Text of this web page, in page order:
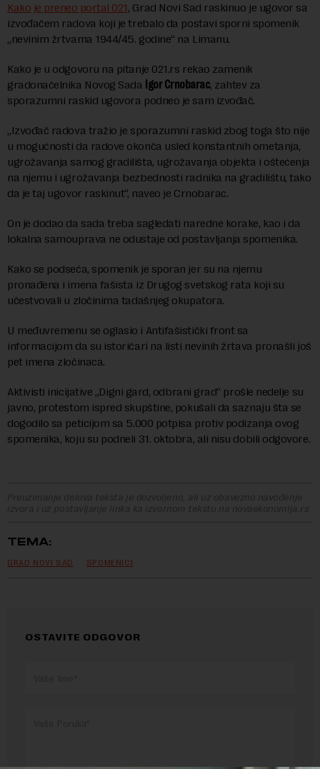
Kako je preneo portal 021, Grad Novi Sad raskinuo je ugovor sa
izvođačem radova koji je trebalo da postavi sporni spomenik
„nevinim žrtvama 1944/45. godine“ na Limanu.
Kako je u odgovoru na pitanje 021.rs rekao zamenik
gradonačelnika Novog Sada Igor Crnobarac, zahtev za
sporazumni raskid ugovora podneo je sam izvođač.
„Izvođač radova tražio je sporazumni raskid zbog toga što nije
u mogućnosti da radove okonča usled konstantnih ometanja,
ugrožavanja samog gradilišta, ugrožavanja objekta i oštećenja
na njemu i ugrožavanja bezbednosti radnika na gradilištu, tako
da je taj ugovor raskinut“, naveo je Crnobarac.
On je dodao da sada treba sagledati naredne korake, kao i da
lokalna samouprava ne odustaje od postavljanja spomenika.
Kako se podseća, spomenik je sporan jer su na njemu
pronađena i imena fašista iz Drugog svetskog rata koji su
učestvovali u zločinima tadašnjeg okupatora.
U međuvremenu se oglasio i Antifašistički front sa
informacijom da su istoričari na listi nevinih žrtava pronašli još
pet imena zločinaca.
Aktivisti inicijative „Digni gard, odbrani grad“ prošle nedelje su
javno, protestom ispred skupštine, pokušali da saznaju šta se
dogodilo sa peticijom sa 5.000 potpisa protiv podizanja ovog
spomenika, koju su podneli 31. oktobra, ali nisu dobili odgovore.
Preuzimanje delova teksta je dozvoljeno, ali uz obavezno navođenje
izvora i uz postavljanje linka ka izvornom tekstu na novaekonomija.rs
TEMA:
GRAD NOVI SAD SPOMENICI
OSTAVITE ODGOVOR